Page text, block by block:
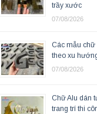
trầy xước
07/08/2026
Các mẫu chữ
theo xu
07/08/2026
Chữ Alu dán
trang trí thi